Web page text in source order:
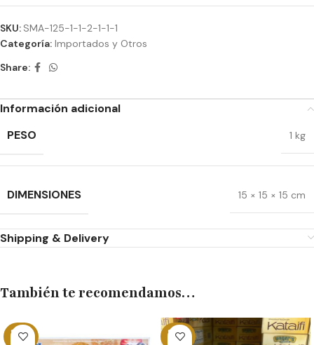
SKU: SMA-125-1-1-2-1-1-1
Categoría: Importados y Otros
Share:
Información adicional
PESO
1 kg
DIMENSIONES 15 × 15 × 15 cm
Shipping & Delivery
También te recomendamos…
SOLD
OUT
SOLD
OUT